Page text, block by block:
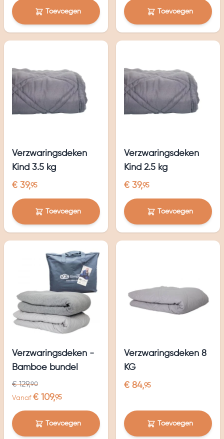
Toevoegen Toevoegen
Verzwaringsdeken
Kind 3.5 kg
€ 39,95
Toevoegen
Verzwaringsdeken
Kind 2.5 kg
€ 39,95
Toevoegen
Verzwaringsdeken -
Bamboe bundel
€ 129,90
Vanaf € 109,95
Toevoegen
Verzwaringsdeken 8
KG
€ 84,95
Toevoegen